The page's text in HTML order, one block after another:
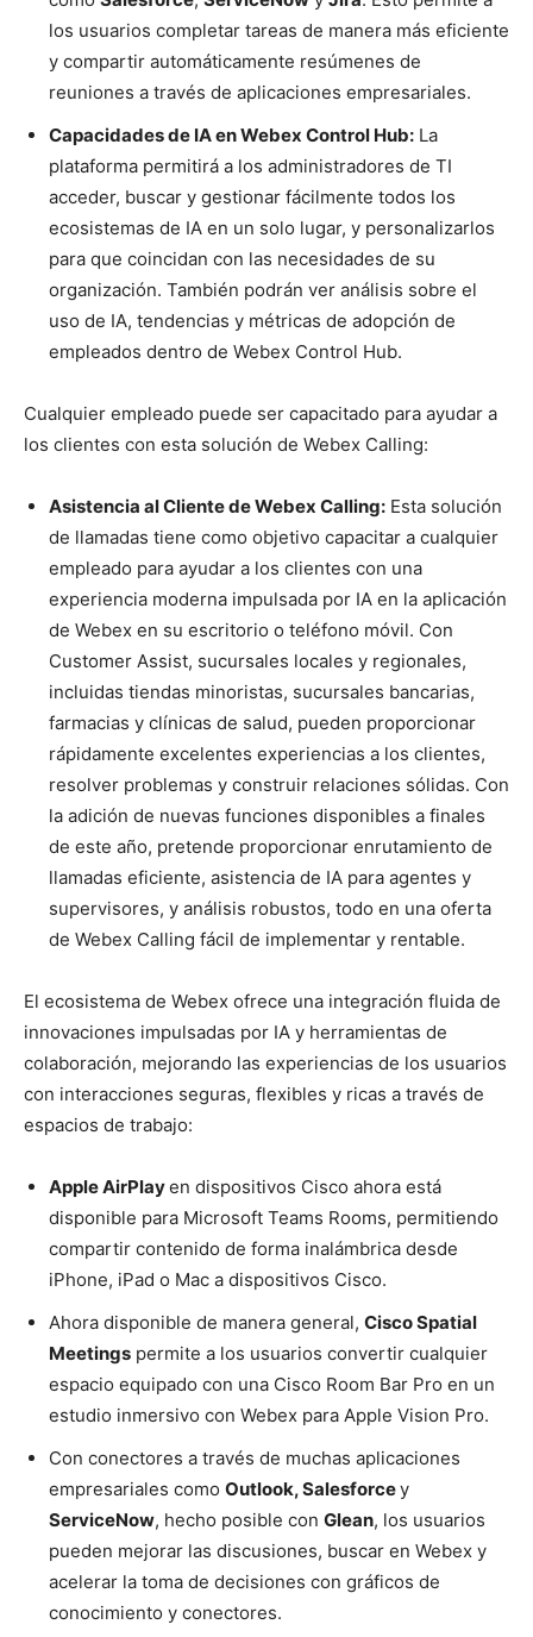
los usuarios completar tareas de manera más eficiente
y compartir automáticamente resúmenes de
reuniones a través de aplicaciones empresariales.
Capacidades de IA en Webex Control Hub: La
plataforma permitirá a los administradores de TI
acceder, buscar y gestionar fácilmente todos los
ecosistemas de IA en un solo lugar, y personalizarlos
para que coincidan con las necesidades de su
organización. También podrán ver análisis sobre el
uso de IA, tendencias y métricas de adopción de
empleados dentro de Webex Control Hub.
Cualquier empleado puede ser capacitado para ayudar a
los clientes con esta solución de Webex Calling:
Asistencia al Cliente de Webex Calling: Esta solución
de llamadas tiene como objetivo capacitar a cualquier
empleado para ayudar a los clientes con una
experiencia moderna impulsada por IA en la aplicación
de Webex en su escritorio o teléfono móvil. Con
Customer Assist, sucursales locales y regionales,
incluidas tiendas minoristas, sucursales bancarias,
farmacias y clínicas de salud, pueden proporcionar
rápidamente excelentes experiencias a los clientes,
resolver problemas y construir relaciones sólidas. Con
la adición de nuevas funciones disponibles a finales
de este año, pretende proporcionar enrutamiento de
llamadas eficiente, asistencia de IA para agentes y
supervisores, y análisis robustos, todo en una oferta
de Webex Calling fácil de implementar y rentable.
El ecosistema de Webex ofrece una integración fluida de
innovaciones impulsadas por IA y herramientas de
colaboración, mejorando las experiencias de los usuarios
con interacciones seguras, flexibles y ricas a través de
espacios de trabajo:
Apple AirPlayen dispositivos Cisco ahora está
disponible para Microsoft Teams Rooms, permitiendo
compartir contenido de forma inalámbrica desde
iPhone, iPad o Mac a dispositivos Cisco.
Ahora disponible de manera general, Cisco Spatial
Meetings permite a los usuarios convertir cualquier
espacio equipado con una Cisco Room Bar Pro en un
estudio inmersivo con Webex para Apple Vision Pro.
Con conectores a través de muchas aplicaciones
empresariales como Outlook, Salesforcey
ServiceNow, hecho posible con Glean, los usuarios
pueden mejorar las discusiones, buscar en Webex y
acelerar la toma de decisiones con gráficos de
conocimiento y conectores.